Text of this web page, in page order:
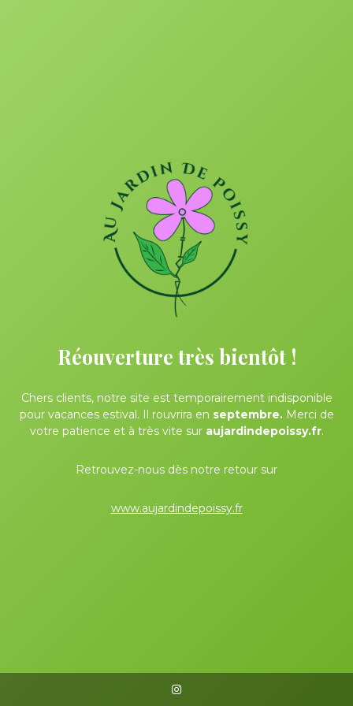
Réouverture très bientôt !
Chers clients, notre site est temporairement indisponible
pour vacances estival. Il rouvrira en septembre. Merci de
votre patience et à très vite sur aujardindepoissy.fr.
Retrouvez-nous dès notre retour sur
www.aujardindepoissy.fr